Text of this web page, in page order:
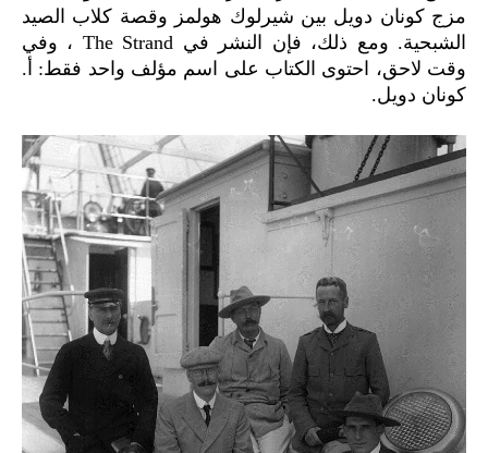
مزج كونان دويل بين شيرلوك هولمز وقصة كلاب الصيد
الشبحية. ومع ذلك، فإن النشر في The Strand ، وفي
وقت لاحق، احتوى الكتاب على اسم مؤلف واحد فقط: أ.
كونان دويل.